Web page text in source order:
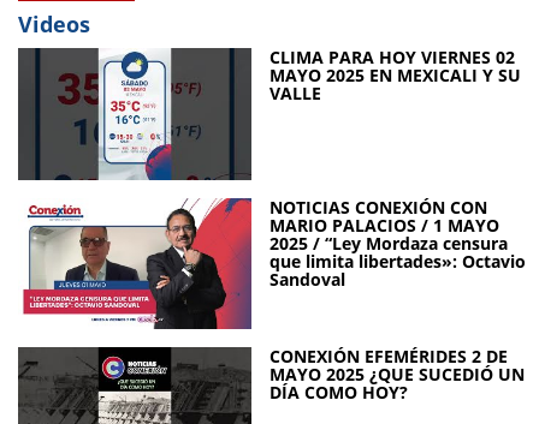
Videos
CLIMA PARA HOY VIERNES 02
MAYO 2025 EN MEXICALI Y SU
VALLE
NOTICIAS CONEXIÓN CON
MARIO PALACIOS / 1 MAYO
2025 / “Ley Mordaza censura
que limita libertades»: Octavio
Sandoval
CONEXIÓN EFEMÉRIDES 2 DE
MAYO 2025 ¿QUE SUCEDIÓ UN
DÍA COMO HOY?